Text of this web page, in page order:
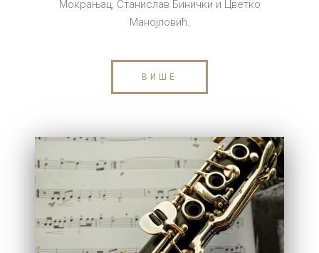
Мокрањац, Станислав Бинички и Цветко
Манојловић.
ВИШЕ